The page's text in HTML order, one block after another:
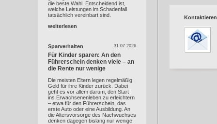
die beste Wahl. Entscheidend ist,
welche Leistungen im Schadenfall
tatsächlich vereinbart sind.
weiterlesen
31.07.2026
Sparverhalten
Für Kinder sparen: An den
Führerschein denken viele – an
die Rente nur wenige
Die meisten Eltern legen regelmäßig
Geld für ihre Kinder zurück. Dabei
geht es vor allem darum, den Start
ins Erwachsenenleben zu erleichtern
– etwa für den Führerschein, das
erste Auto oder eine Ausbildung. An
die Altersvorsorge des Nachwuchses
denken dagegen bislang nur wenige.